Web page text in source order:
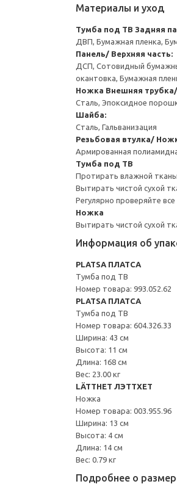
Материалы и уход
Тумба под ТВ Задняя
ДВП, Бумажная пленка,
Панель/ Верхняя часть:
ДСП, Сотовидный
окантовка, Бумажная
Ножка Внешняя
Сталь, Эпоксидное
Шайба:
Сталь, Гальванизация
Резьбовая втулка/
Армированная
Тумба под ТВ
Протирать влажной
Вытирать чистой сухой
Регулярно проверяйте
Ножка
Вытирать чистой сухой
Информация об
PLATSA ПЛАТСА
Тумба под ТВ
Номер товара: 993.052.62
PLATSA ПЛАТСА
Тумба под ТВ
Номер товара: 604.326.33
Ширина: 43 см
Высота: 11 см
Длина: 168 см
Вес: 23.00 кг
LÄTTHET ЛЭТТХЕТ
Ножка
Номер товара: 003.955.96
Ширина: 13 см
Высота: 4 см
Длина: 14 см
Вес: 0.79 кг
Подробнее о